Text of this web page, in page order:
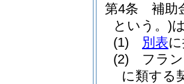
第4条
補助
という。)
(1)
別表
(2)
フラ
に類する